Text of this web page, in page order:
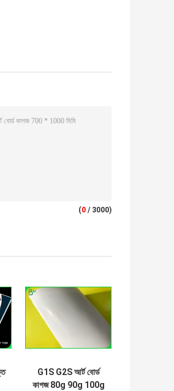
(0 / 3000)
G1S G2S আর্ট বোর্ড
কাগজ 80g 90g 100g